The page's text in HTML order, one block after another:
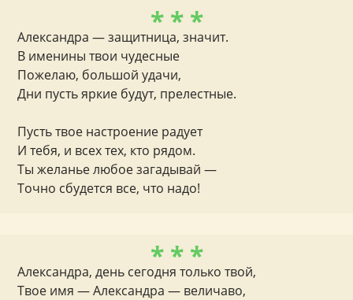
* * *
Александра — защитница, значит.
В именины твои чудесные
Пожелаю, большой удачи,
Дни пусть яркие будут, прелестные.
Пусть твое настроение радует
И тебя, и всех тех, кто рядом.
Ты желанье любое загадывай —
Точно сбудется все, что надо!
* * *
Александра, день сегодня только твой,
Твое имя — Александра — величаво,